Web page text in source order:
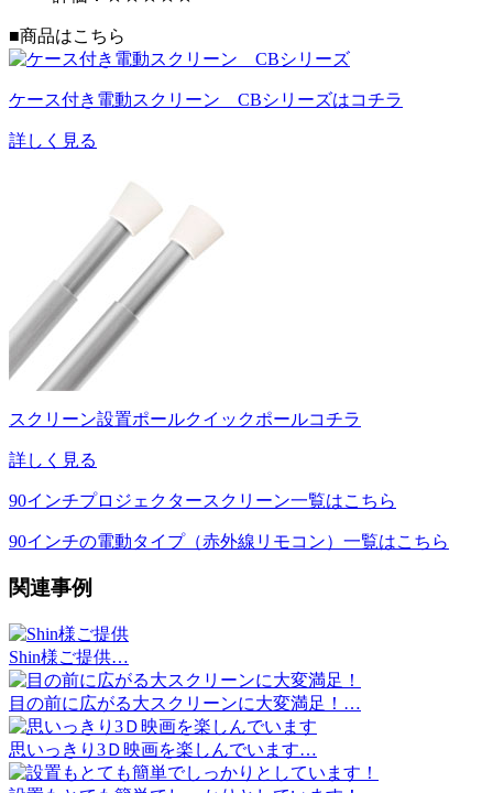
■商品はこちら
ケース付き電動スクリーン CBシリーズはコチラ
詳しく見る
スクリーン設置ポールクイックポールコチラ
詳しく見る
90インチプロジェクタースクリーン一覧はこちら
90インチの電動タイプ（赤外線リモコン）一覧はこちら
関連事例
Shin様ご提供…
目の前に広がる大スクリーンに大変満足！…
思いっきり3Ｄ映画を楽しんでいます…